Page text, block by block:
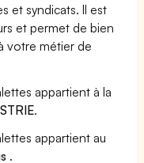
et syndicats. Il est
et permet de bien
votre métier de
appartient à la
.
appartient au
.